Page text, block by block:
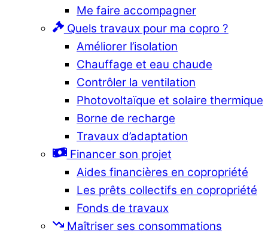
Me faire accompagner
Quels travaux pour ma copro ?
Améliorer l’isolation
Chauffage et eau chaude
Contrôler la ventilation
Photovoltaïque et solaire thermique
Borne de recharge
Travaux d’adaptation
Financer son projet
Aides financières en copropriété
Les prêts collectifs en copropriété
Fonds de travaux
Maîtriser ses consommations